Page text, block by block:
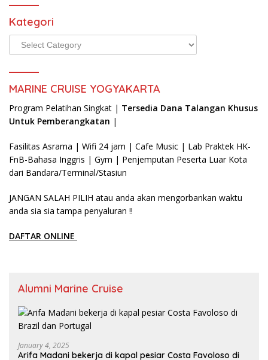
Kategori
Kategori
MARINE CRUISE YOGYAKARTA
Program Pelatihan Singkat | Tersedia Dana Talangan Khusus
Untuk Pemberangkatan |
Fasilitas Asrama | Wifi 24 jam | Cafe Music | Lab Praktek HK-
FnB-Bahasa Inggris | Gym | Penjemputan Peserta Luar Kota
dari Bandara/Terminal/Stasiun
JANGAN SALAH PILIH atau anda akan mengorbankan waktu
anda sia sia tampa penyaluran !!
DAFTAR ONLINE
Alumni Marine Cruise
January 4, 2025
Arifa Madani bekerja di kapal pesiar Costa Favoloso di